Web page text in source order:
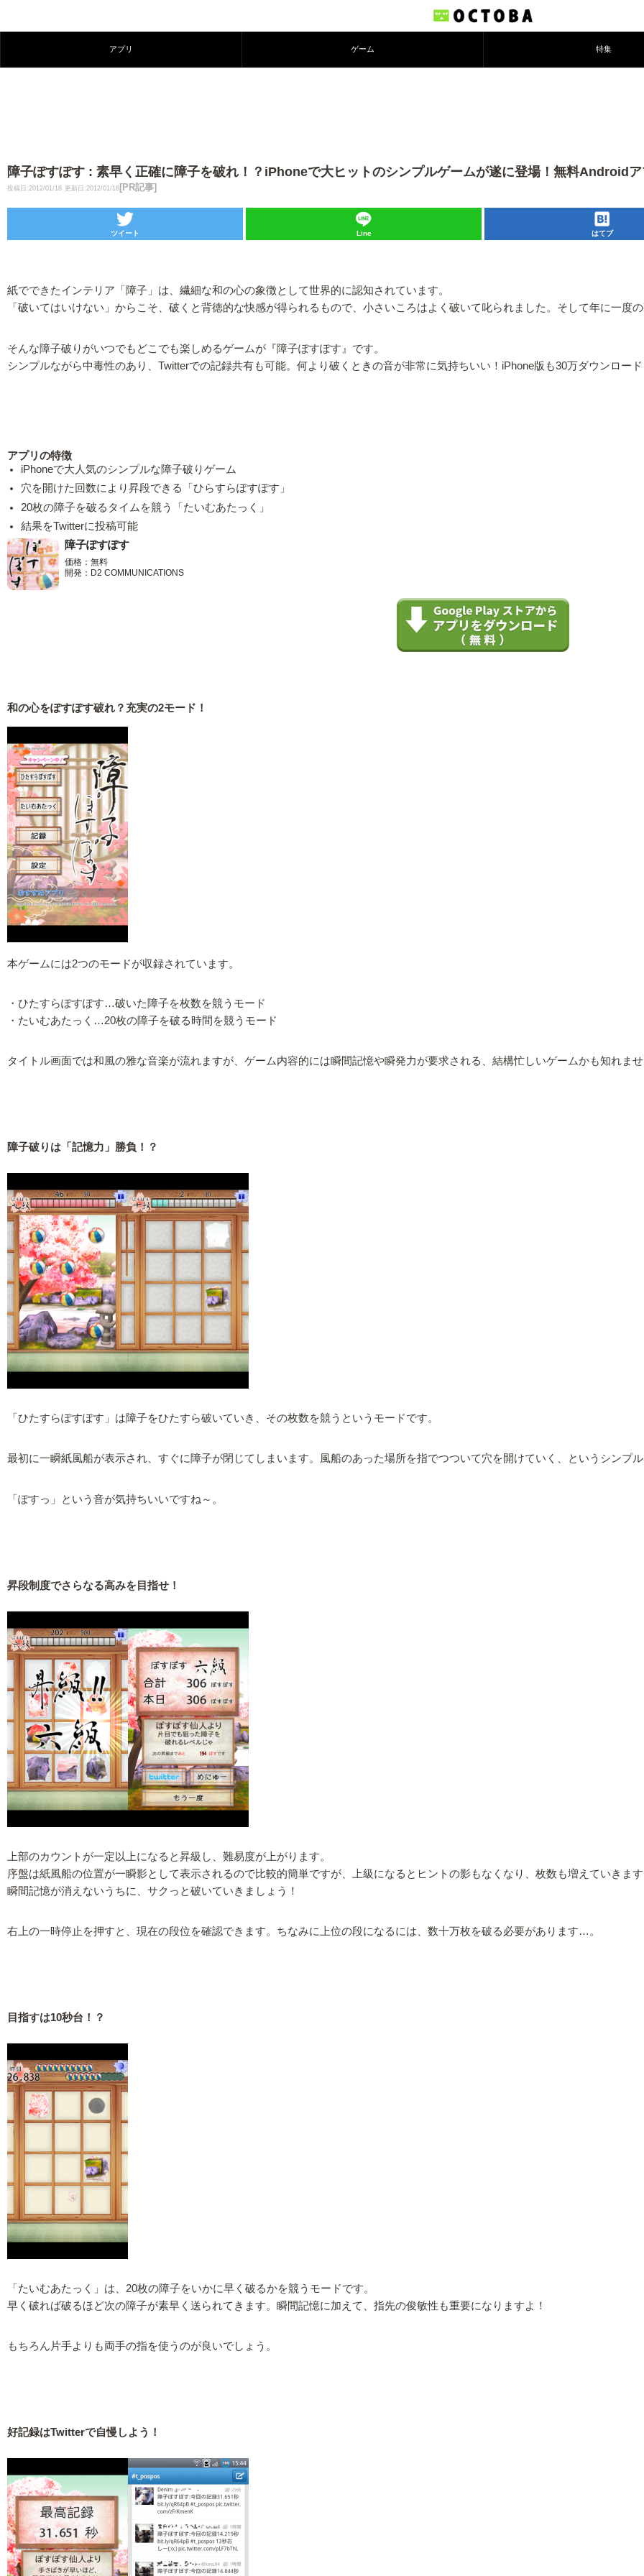
アプリ ゲーム 特集
障子ぽすぽす : 素早く正確に障子を破れ！？iPhoneで大ヒットのシンプルゲームが遂に登場！無料Android
投稿日:2012/01/18 更新日:2012/01/18 [PR記事]
ツイート Line はてブ
紙でできたインテリア「障子」は、繊細な和の心の象徴として世界的に認知されています。
「破いてはいけない」からこそ、破くと背徳的な快感が得られるもので、小さいころはよく破いて叱られました。そして年に一
そんな障子破りがいつでもどこでも楽しめるゲームが『障子ぽすぽす』です。
シンプルながら中毒性のあり、Twitterでの記録共有も可能。何より破くときの音が非常に気持ちいい！iPhone版も30万ダウンロー
アプリの特徴
iPhoneで大人気のシンプルな障子破りゲーム
穴を開けた回数により昇段できる「ひらすらぽすぽす」
20枚の障子を破るタイムを競う「たいむあたっく」
結果をTwitterに投稿可能
障子ぽすぽす
価格：無料
開発：D2 COMMUNICATIONS
和の心をぽすぽす破れ？充実の2モード！
本ゲームには2つのモードが収録されています。
・ひたすらぽすぽす…破いた障子を枚数を競うモード
・たいむあたっく…20枚の障子を破る時間を競うモード
タイトル画面では和風の雅な音楽が流れますが、ゲーム内容的には瞬間記憶や瞬発力が要求される、結構忙しいゲームかも知れま
障子破りは「記憶力」勝負！？
「ひたすらぽすぽす」は障子をひたすら破いていき、その枚数を競うというモードです。
最初に一瞬紙風船が表示され、すぐに障子が閉じてしまいます。風船のあった場所を指でつついて穴を開けていく、というシンプ
「ぽすっ」という音が気持ちいいですね～。
昇段制度でさらなる高みを目指せ！
上部のカウントが一定以上になると昇級し、難易度が上がります。
序盤は紙風船の位置が一瞬影として表示されるので比較的簡単ですが、上級になるとヒントの影もなくなり、枚数も増えていきま
瞬間記憶が消えないうちに、サクっと破いていきましょう！
右上の一時停止を押すと、現在の段位を確認できます。ちなみに上位の段になるには、数十万枚を破る必要があります…。
目指すは10秒台！？
「たいむあたっく」は、20枚の障子をいかに早く破るかを競うモードです。
早く破れば破るほど次の障子が素早く送られてきます。瞬間記憶に加えて、指先の俊敏性も重要になりますよ！
もちろん片手よりも両手の指を使うのが良いでしょう。
好記録はTwitterで自慢しよう！